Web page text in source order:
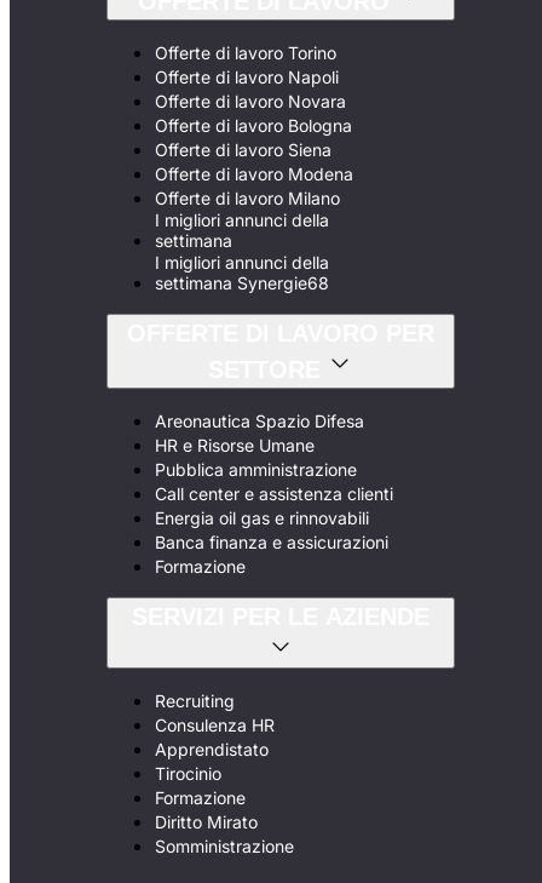
Offerte di lavoro Torino
Offerte di lavoro Napoli
Offerte di lavoro Novara
Offerte di lavoro Bologna
Offerte di lavoro Siena
Offerte di lavoro Modena
Offerte di lavoro Milano
I migliori annunci della
settimana
I migliori annunci della
settimana Synergie68
Areonautica Spazio Difesa
HR e Risorse Umane
Pubblica amministrazione
Call center e assistenza clienti
Energia oil gas e rinnovabili
Banca finanza e assicurazioni
Formazione
Recruiting
Consulenza HR
Apprendistato
Tirocinio
Formazione
Diritto Mirato
Somministrazione